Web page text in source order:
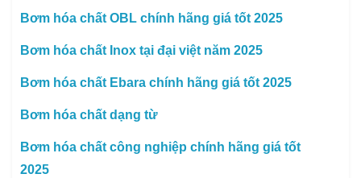
Bơm hóa chất OBL chính hãng giá tốt 2025
Bơm hóa chất Inox tại đại việt năm 2025
Bơm hóa chất Ebara chính hãng giá tốt 2025
Bơm hóa chất dạng từ
Bơm hóa chất công nghiệp chính hãng giá tốt
2025